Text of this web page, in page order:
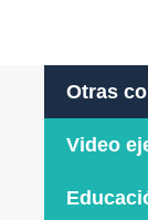
Otras
Video